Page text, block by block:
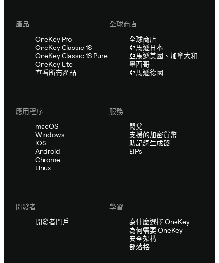
產品
OneKey Pro
OneKey Classic 1S
OneKey Classic 1S Pure
OneKey Lite
查看所有產品
全球商店
全球商店
亞馬遜日本
亞馬遜美國、加拿大和
墨西哥
亞馬遜德國
應用程序
macOS
Windows
iOS
Android
Chrome
Linux
服務
閃兌
支援的加密貨幣
助記詞生成器
EIPs
開發者
開發者門戶
學習
為什麼選擇 OneKey
為何需要 OneKey
安全架構
部落格